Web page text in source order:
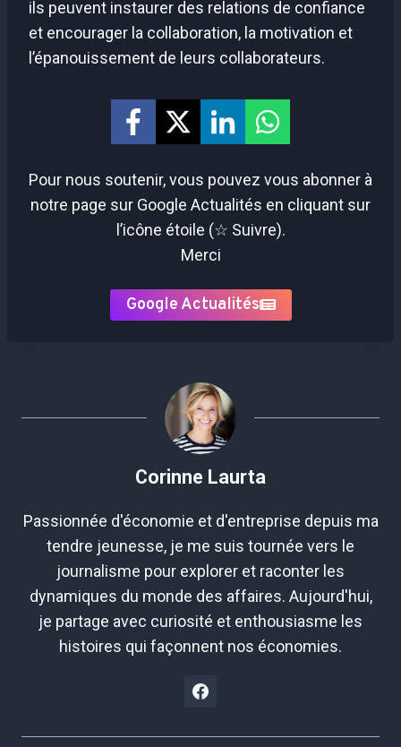
ils peuvent instaurer des relations de confiance
et encourager la collaboration, la motivation et
l’épanouissement de leurs collaborateurs.
Pour nous soutenir, vous pouvez vous abonner à
notre page sur Google Actualités en cliquant sur
l’icône étoile (☆ Suivre).
Merci
Google Actualités
Corinne Laurta
Passionnée d'économie et d'entreprise depuis ma
tendre jeunesse, je me suis tournée vers le
journalisme pour explorer et raconter les
dynamiques du monde des affaires. Aujourd'hui,
je partage avec curiosité et enthousiasme les
histoires qui façonnent nos économies.